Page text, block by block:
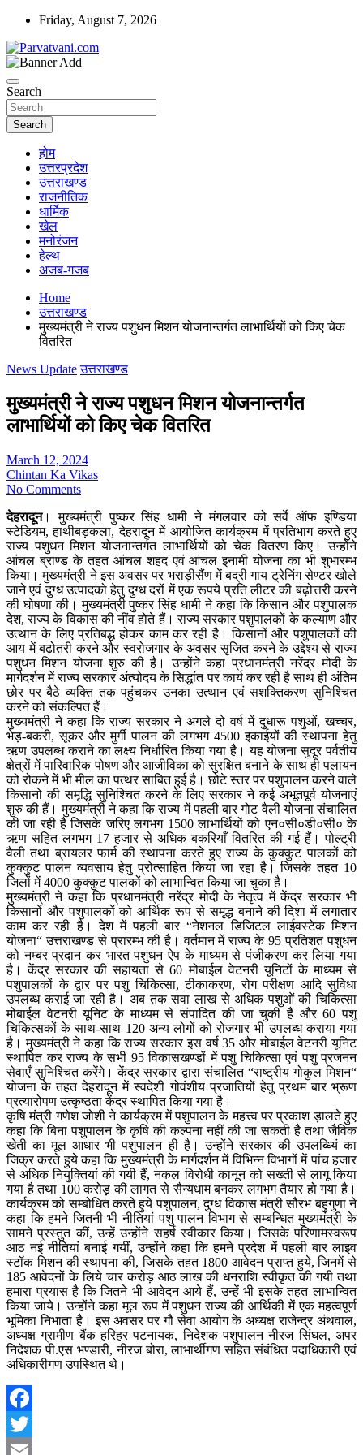
Skip
content
Friday, August 7, 2026
Parvatvani.com
Search
Search
होम
उत्तरप्रदेश
उत्तराखण्ड
राजनीतिक
धार्मिक
खेल
मनोरंजन
हेल्थ
अजब-गजब
Home
उत्तराखण्ड
मुख्यमंत्री ने राज्य पशुधन मिशन योजनान्तर्गत लाभार्थियों को किए चेक
वितरित
News Update उत्तराखण्ड
मुख्यमंत्री ने राज्य पशुधन मिशन योजनान्तर्गत
लाभार्थियों को किए चेक वितरित
March 12, 2024
Chintan Ka Vikas
No Comments
देहरादून। मुख्यमंत्री पुष्कर सिंह धामी ने मंगलवार को सर्वे ऑफ इण्डिया
स्टेडियम, हाथीबड़कला, देहरादून में आयोजित कार्यक्रम में प्रतिभाग करते हुए
राज्य पशुधन मिशन योजनान्तर्गत लाभार्थियों को चेक वितरण किए। उन्होंने
आंचल ब्राण्ड के तहत आंचल शहद एवं आंचल इनामी योजना का भी शुभारम्भ
किया। मुख्यमंत्री ने इस अवसर पर भराड़ीसैंण में बद्री गाय ट्रेनिंग सेण्टर खोले
जाने एवं दुग्ध उत्पादको हेतु दुग्ध दरों में एक रूपये प्रति लीटर की बढ़ोत्तरी करने
की घोषणा की। मुख्यमंत्री पुष्कर सिंह धामी ने कहा कि किसान और पशुपालक
देश, राज्य के विकास की नींव होते हैं। राज्य सरकार पशुपालकों के कल्याण और
उत्थान के लिए प्रतिबद्ध होकर काम कर रही है। किसानों और पशुपालकों की
आय में बढ़ोतरी करने और स्वरोजगार के अवसर सृजित करने के उद्देश्य से राज्य
पशुधन मिशन योजना शुरु की है। उन्होंने कहा प्रधानमंत्री नरेंद्र मोदी के
मार्गदर्शन में राज्य सरकार अंत्योदय के सिद्धांत पर कार्य कर रही है साथ ही अंतिम
छोर पर बैठे व्यक्ति तक पहुंचकर उनका उत्थान एवं सशक्तिकरण सुनिश्चित
करने को संकल्पित हैं।
मुख्यमंत्री ने कहा कि राज्य सरकार ने अगले दो वर्ष में दुधारू पशुओं, खच्चर,
भेड़-बकरी, सूकर और मुर्गी पालन की लगभग 4500 इकाईयों की स्थापना हेतु
ऋण उपलब्ध कराने का लक्ष्य निर्धारित किया गया है। यह योजना सुदूर पर्वतीय
क्षेत्रों में पारिवारिक पोषण और आजीविका को सुरक्षित बनाने के साथ ही पलायन
को रोकने में भी मील का पत्थर साबित हुई है। छोटे स्तर पर पशुपालन करने वाले
किसानो की समृद्धि सुनिश्चित करने के लिए सरकार ने कई अभूतपूर्व योजनाएं
शुरु की हैं। मुख्यमंत्री ने कहा कि राज्य में पहली बार गोट वैली योजना संचालित
की जा रही है जिसके जरिए लगभग 1500 लाभार्थियों को एन०सी०डी०सी० के
ऋण सहित लगभग 17 हजार से अधिक बकरियाँ वितरित की गई हैं। पोल्ट्री
वैली तथा ब्रायलर फार्म की स्थापना करते हुए राज्य के कुक्कुट पालकों को
कुक्कुट पालन व्यवसाय हेतु प्रोत्साहित किया जा रहा है। जिसके तहत 10
जिलों में 4000 कुक्कुट पालकों को लाभान्वित किया जा चुका है।
मुख्यमंत्री ने कहा कि प्रधानमंत्री नरेंद्र मोदी के नेतृत्व में केंद्र सरकार भी
किसानों और पशुपालकों को आर्थिक रूप से समृद्ध बनाने की दिशा में लगातार
काम कर रही है। देश में पहली बार “नेशनल डिजिटल लाईवस्टेक मिशन
योजना“ उत्तराखण्ड से प्रारम्भ की है। वर्तमान में राज्य के 95 प्रतिशत पशुधन
को नम्बर प्रदान कर भारत पशुधन ऐप के माध्यम से पंजीकरण कर लिया गया
है। केंद्र सरकार की सहायता से 60 मोबाईल वेटनरी यूनिटों के माध्यम से
पशुपालकों के द्वार पर पशु चिकित्सा, टीकाकरण, रोग परीक्षण आदि सुविधा
उपलब्ध कराई जा रही है। अब तक सवा लाख से अधिक पशुओं की चिकित्सा
मोबाईल वेटनरी यूनिट के माध्यम से संपादित की जा चुकी हैं और 60 पशु
चिकित्सकों के साथ-साथ 120 अन्य लोगों को रोजगार भी उपलब्ध कराया गया
है। मुख्यमंत्री ने कहा कि राज्य सरकार इस वर्ष 35 और मोबाईल वेटनरी यूनिट
स्थापित कर राज्य के सभी 95 विकासखण्डों में पशु चिकित्सा एवं पशु प्रजनन
सेवाएँ सुनिश्चित करेंगे। केंद्र सरकार द्वारा संचालित “राष्ट्रीय गोकुल मिशन“
योजना के तहत देहरादून में स्वदेशी गोवंशीय प्रजातियों हेतु प्रथम बार भ्रूण
प्रत्यारोपण उत्कृष्ठता केंद्र स्थापित किया गया है।
कृषि मंत्री गणेश जोशी ने कार्यक्रम में पशुपालन के महत्त्व पर प्रकाश ड़ालते हुए
कहा कि बिना पशुपालन के कृषि की कल्पना नहीं की जा सकती है तथा जैविक
खेती का मूल आधार भी पशुपालन ही है। उन्होंने सरकार की उपलब्ध्यिं का
जिक्र करते हुये कहा कि मुख्यमंत्री के मार्गदर्शन में विभिन्न विभागों में पांच हजार
से अधिक नियुक्तियां की गयी हैं, नकल विरोधी कानून को सख्ती से लागू किया
गया है तथा 100 करोड़ की लागत से सैन्यधाम बनकर लगभग तैयार हो गया है।
कार्यक्रम को सम्बोधित करते हुये पशुपालन, दुग्ध विकास मंत्री सौरभ बहुगुणा ने
कहा कि हमने जितनी भी नीतियां पशु पालन विभाग से सम्बन्धित मुख्यमंत्री के
सामने प्रस्तुत कीं, उन्हें उन्होंने सहर्ष स्वीकार किया। जिसके परिणामस्वरूप
आठ नई नीतियां बनाई गयीं, उन्होंने कहा कि हमने प्रदेश में पहली बार लाइव
स्टॉक मिशन की स्थापना की, जिसके तहत 1800 आवेदन प्राप्त हुये, जिनमें से
185 आवेदनों के लिये चार करोड़ आठ लाख की धनराशि स्वीकृत की गयी तथा
हमारा प्रयास है कि जितने भी आवेदन आये हैं, उन्हें भी इसके तहत लाभान्वित
किया जाये। उन्होंने कहा मूल रूप में पशुधन राज्य की आर्थिकी में एक महत्वपूर्ण
भूमिका निभाता है। इस अवसर पर गौ सेवा आयोग के अध्यक्ष राजेन्द्र अंथवाल,
अध्यक्ष ग्रामीण बैंक हरिहर पटनायक, निदेशक पशुपालन नीरज सिंघल, अपर
निदेशक पी.एस भण्डारी, नीरज बोरा, लाभार्थीगण सहित संबंधित पदाधिकारी एवं
अधिकारीगण उपस्थित थे।
Facebook
Twitter